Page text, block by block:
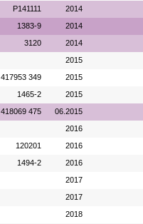
P141111 2014
1383-9 2014
3120 2014
2015
417953 349 2015
1465-2 2015
418069 475 06.2015
2016
120201 2016
1494-2 2016
2017
2017
2018